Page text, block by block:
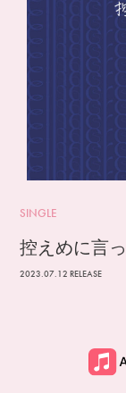
SINGLE
控えめに言
2023.07.12 RELEASE